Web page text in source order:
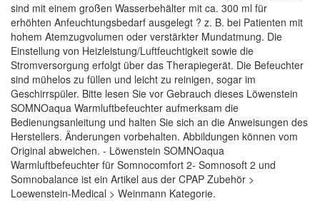
sind mit einem großen Wasserbehälter mit ca. 300 ml für
erhöhten Anfeuchtungsbedarf ausgelegt ? z. B. bei Patienten mit
hohem Atemzugvolumen oder verstärkter Mundatmung. Die
Einstellung von Heizleistung/Luftfeuchtigkeit sowie die
Stromversorgung erfolgt über das Therapiegerät. Die Befeuchter
sind mühelos zu füllen und leicht zu reinigen, sogar im
Geschirrspüler. Bitte lesen Sie vor Gebrauch dieses Löwenstein
SOMNOaqua Warmluftbefeuchter aufmerksam die
Bedienungsanleitung und halten Sie sich an die Anweisungen des
Herstellers. Änderungen vorbehalten. Abbildungen können vom
Original abweichen. - Löwenstein SOMNOaqua
Warmluftbefeuchter für Somnocomfort 2- Somnosoft 2 und
Somnobalance ist ein Artikel aus der CPAP Zubehör >
Loewenstein-Medical > Weinmann Kategorie.